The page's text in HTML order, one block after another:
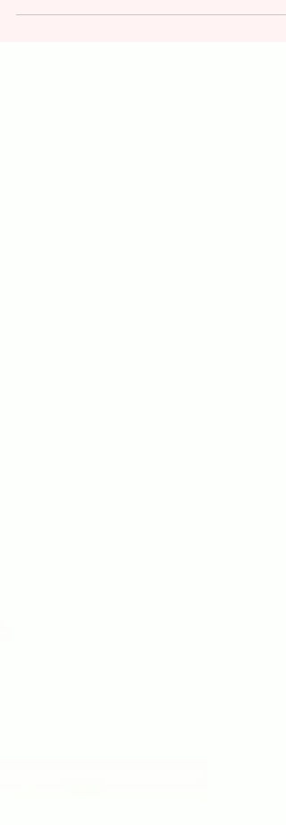
Kreativität entwickeln - Tipps und Tricks für